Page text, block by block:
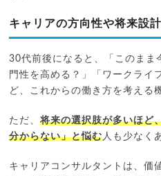
キャリアの方向性や将来設
30代前後になると、「このまま
門性を高める？」「ワークライ
ど、これからの働き方を考える
ただ、将来の選択肢が多いほど
分からない」と悩む人も少なく
キャリアコンサルタントは、価